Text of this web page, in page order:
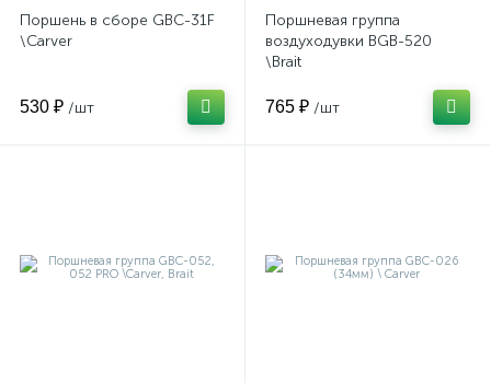
Поршень в сборе GBC-31F
\Carver
530 ₽ /шт
Поршневая группа
воздуходувки BGB-520
\Brait
765 ₽ /шт